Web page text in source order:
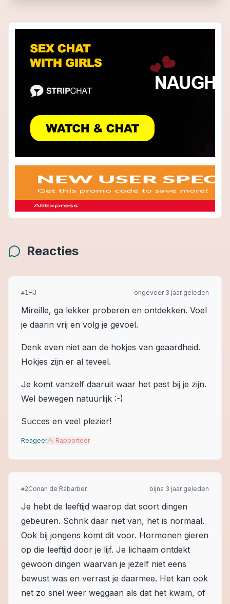
Reacties
#1HJ ongeveer 3 jaar geleden
Mireille, ga lekker proberen en ontdekken. Voel
je daarin vrij en volg je gevoel.
Denk even niet aan de hokjes van geaardheid.
Hokjes zijn er al teveel.
Je komt vanzelf daaruit waar het past bij je zijn.
Wel bewegen natuurlijk :-)
Succes en veel plezier!
Reageer Rapporteer
#2Conan de Rabarber bijna 3 jaar geleden
Je hebt de leeftijd waarop dat soort dingen
gebeuren. Schrik daar niet van, het is normaal.
Ook bij jongens komt dit voor. Hormonen gieren
op die leeftijd door je lijf. Je lichaam ontdekt
gewoon dingen waarvan je jezelf niet eens
bewust was en verrast je daarmee. Het kan ook
net zo snel weer weggaan als dat het kwam, of